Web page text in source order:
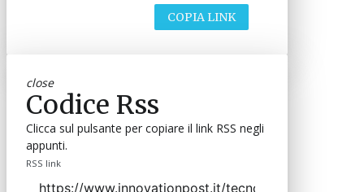
COPIA LINK
close
Codice Rss
Clicca sul pulsante per copiare il link RSS negli
appunti.
RSS link